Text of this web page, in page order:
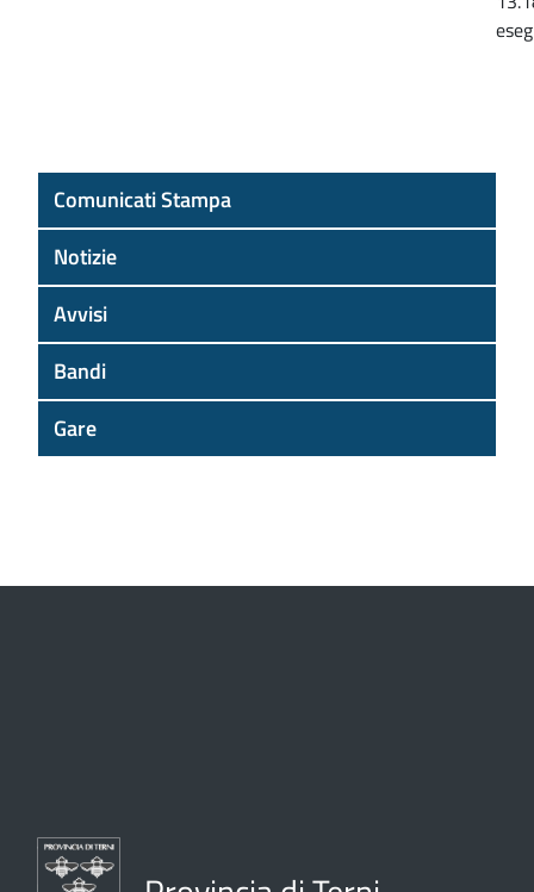
Comunicati Stampa
Notizie
Avvisi
Bandi
Gare